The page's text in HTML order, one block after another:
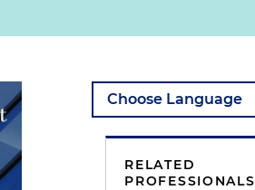
RELATED
PROFESSIONALS